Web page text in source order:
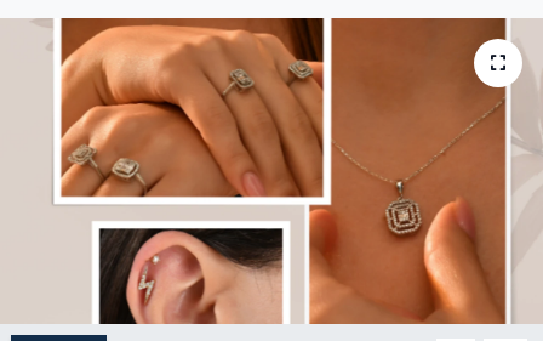
KÜLTÜR SANAT
MAGAZİN
YEREL